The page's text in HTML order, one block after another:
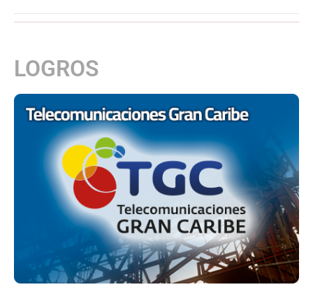
LOGROS